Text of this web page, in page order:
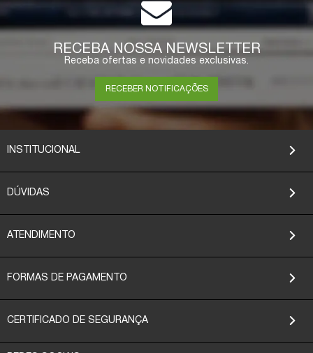
RECEBA NOSSA NEWSLETTER
Receba ofertas e novidades exclusivas.
RECEBER NOTIFICAÇÕES
INSTITUCIONAL
DÚVIDAS
ATENDIMENTO
FORMAS DE PAGAMENTO
CERTIFICADO DE SEGURANÇA